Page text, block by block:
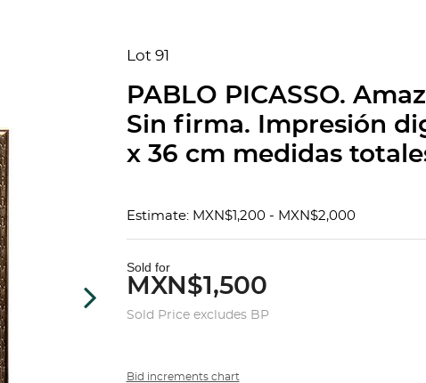
Lot 91
PABLO PICASSO.
Sin firma. Impresión
x 36 cm medidas
Estimate: MXN$1,200 - MXN$2,000
Sold for
MXN$1,500
Sold Price excludes BP
Bid increments chart